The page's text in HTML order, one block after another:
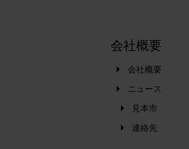
会社概要
会社概要
ニュース
見本市
連絡先